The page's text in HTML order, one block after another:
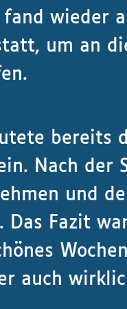
fand wieder
um an
bereits
Nach der
und
Fazit
auch